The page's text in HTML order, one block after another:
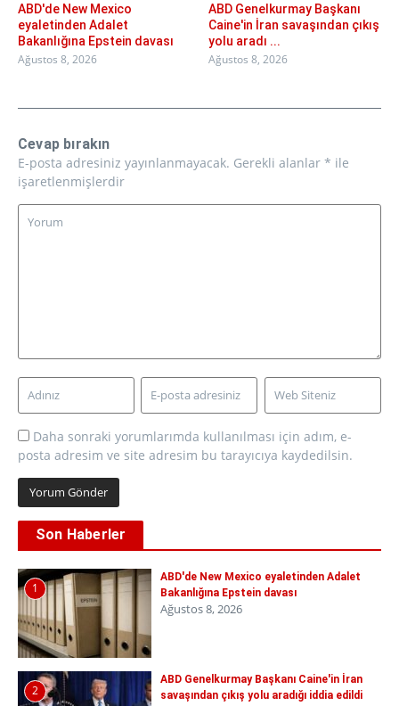
ABD'de New Mexico
eyaletinden Adalet
Bakanlığına Epstein davası
Ağustos 8, 2026
ABD Genelkurmay Başkanı
Caine'in İran savaşından çıkış
yolu aradı ...
Ağustos 8, 2026
Cevap bırakın
E-posta adresiniz yayınlanmayacak. Gerekli alanlar * ile
işaretlenmişlerdir
Daha sonraki yorumlarımda kullanılması için adım, e-
posta adresim ve site adresim bu tarayıcıya kaydedilsin.
Son Haberler
1
ABD'de New Mexico eyaletinden Adalet
Bakanlığına Epstein davası
Ağustos 8, 2026
2
ABD Genelkurmay Başkanı Caine'in İran
savaşından çıkış yolu aradığı iddia edildi